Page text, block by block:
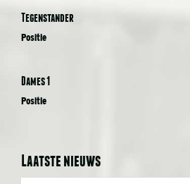
Tegenstander
Positie
Dames 1
Positie
Laatste nieuws